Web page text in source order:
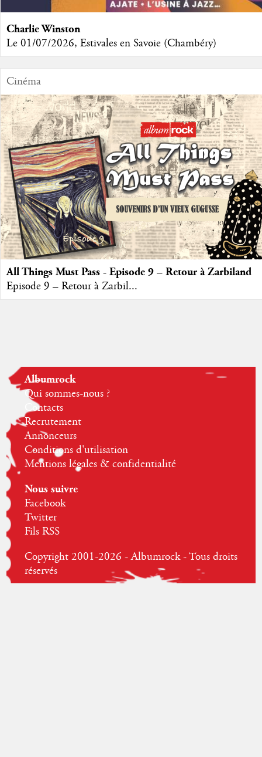
Charlie Winston
Le 01/07/2026, Estivales en Savoie (Chambéry)
Cinéma
All Things Must Pass - Episode 9 – Retour à Zarbiland
Episode 9 – Retour à Zarbil...
Albumrock
Qui sommes-nous ?
Contacts
Recrutement
Annonceurs
Conditions d'utilisation
Mentions légales & confidentialité
Nous suivre
Facebook
Twitter
Fils RSS
Copyright 2001-2026 - Albumrock - Tous droits
réservés